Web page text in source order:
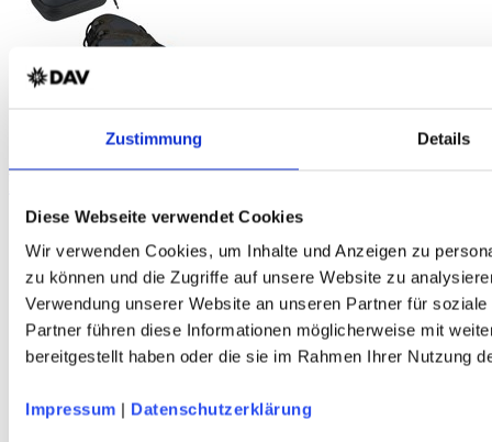
Zustimmung Details
Diese Webseite verwendet Cookies
Wir verwenden Cookies, um Inhalte und Anzeigen zu
zu können und die Zugriffe auf unsere Website zu
Verwendung unserer Website an unseren Partner für
Partner führen diese Informationen möglicherweise mit
bereitgestellt haben oder die sie im Rahmen Ihrer Nutzung
Impressum | Datenschutzerklärung
C.A.M.P. Ice Master Evo Grödel